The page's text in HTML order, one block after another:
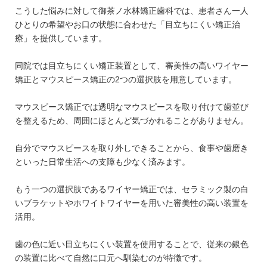
こうした悩みに対して御茶ノ水林矯正歯科では、患者さん一人
ひとりの希望やお口の状態に合わせた「目立ちにくい矯正治
療」を提供しています。
同院では目立ちにくい矯正装置として、審美性の高いワイヤー
矯正とマウスピース矯正の2つの選択肢を用意しています。
マウスピース矯正では透明なマウスピースを取り付けて歯並び
を整えるため、周囲にほとんど気づかれることがありません。
自分でマウスピースを取り外しできることから、食事や歯磨き
といった日常生活への支障も少なく済みます。
もう一つの選択肢であるワイヤー矯正では、セラミック製の白
いブラケットやホワイトワイヤーを用いた審美性の高い装置を
活用。
歯の色に近い目立ちにくい装置を使用することで、従来の銀色
の装置に比べて自然に口元へ馴染むのが特徴です。